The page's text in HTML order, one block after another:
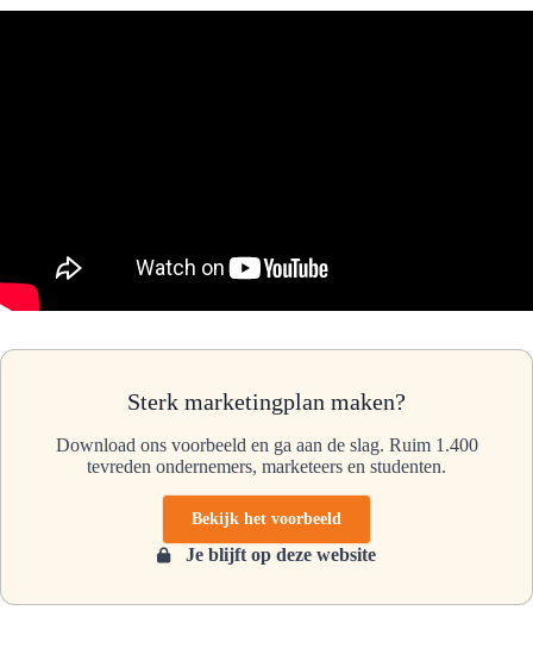
Sterk marketingplan maken?
Download ons voorbeeld en ga aan de slag. Ruim 1.400
tevreden ondernemers, marketeers en studenten.
Bekijk het voorbeeld
Je blijft op deze website